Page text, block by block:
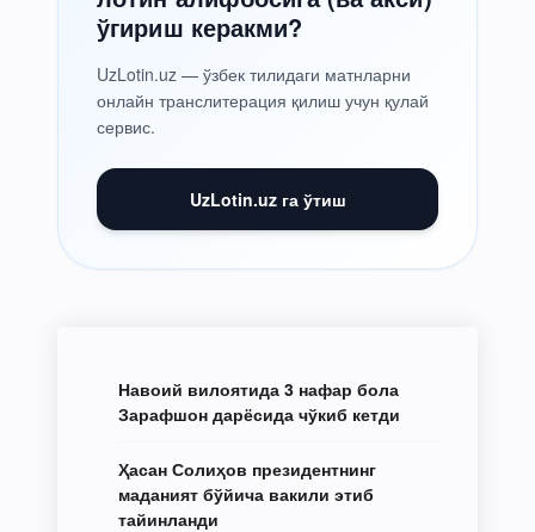
ўгириш керакми?
UzLotin.uz — ўзбек тилидаги матнларни
онлайн транслитерация қилиш учун қулай
сервис.
UzLotin.uz га ўтиш
Навоий вилоятида 3 нафар бола
Зарафшон дарёсида чўкиб кетди
Ҳасан Солиҳов президентнинг
маданият бўйича вакили этиб
тайинланди